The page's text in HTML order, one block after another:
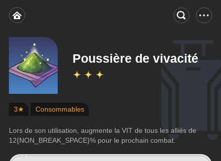
Poussière de vivacité
3★ Consommables
Lors de son utilisation, augmente la VIT de tous les alliés de
12{NON_BREAK_SPACE}% pour le prochain combat.